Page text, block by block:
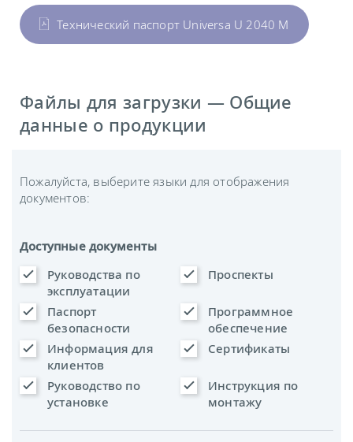
Технический паспорт Universa U 2040 M
Файлы для загрузки — Общие
данные о продукции
Пожалуйста, выберите языки для отображения
документов:
Доступные документы
Руководства по
эксплуатации
Проспекты
Паспорт
безопасности
Программное
обеспечение
Информация для
клиентов
Сертификаты
Руководство по
установке
Инструкция по
монтажу